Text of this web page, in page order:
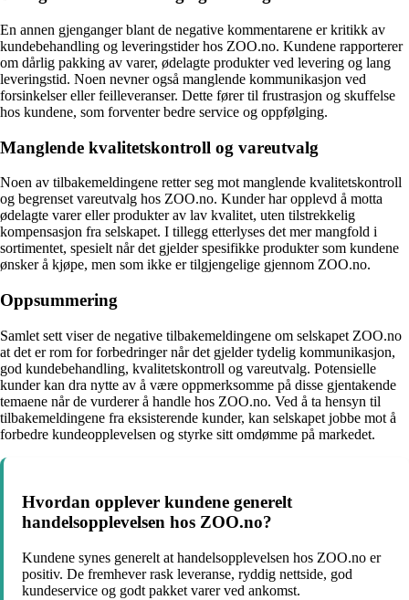
En annen gjenganger blant de negative kommentarene er kritikk av
kundebehandling og leveringstider hos ZOO.no. Kundene rapporterer
om dårlig pakking av varer, ødelagte produkter ved levering og lang
leveringstid. Noen nevner også manglende kommunikasjon ved
forsinkelser eller feilleveranser. Dette fører til frustrasjon og skuffelse
hos kundene, som forventer bedre service og oppfølging.
Manglende kvalitetskontroll og vareutvalg
Noen av tilbakemeldingene retter seg mot manglende kvalitetskontroll
og begrenset vareutvalg hos ZOO.no. Kunder har opplevd å motta
ødelagte varer eller produkter av lav kvalitet, uten tilstrekkelig
kompensasjon fra selskapet. I tillegg etterlyses det mer mangfold i
sortimentet, spesielt når det gjelder spesifikke produkter som kundene
ønsker å kjøpe, men som ikke er tilgjengelige gjennom ZOO.no.
Oppsummering
Samlet sett viser de negative tilbakemeldingene om selskapet ZOO.no
at det er rom for forbedringer når det gjelder tydelig kommunikasjon,
god kundebehandling, kvalitetskontroll og vareutvalg. Potensielle
kunder kan dra nytte av å være oppmerksomme på disse gjentakende
temaene når de vurderer å handle hos ZOO.no. Ved å ta hensyn til
tilbakemeldingene fra eksisterende kunder, kan selskapet jobbe mot å
forbedre kundeopplevelsen og styrke sitt omdømme på markedet.
Hvordan opplever kundene generelt
handelsopplevelsen hos ZOO.no?
Kundene synes generelt at handelsopplevelsen hos ZOO.no er
positiv. De fremhever rask leveranse, ryddig nettside, god
kundeservice og godt pakket varer ved ankomst.